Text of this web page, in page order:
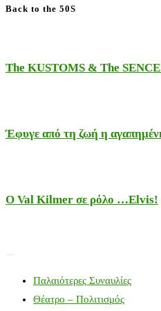
Back to the 50S
The KUSTOMS & The
Έφυγε από τη ζωή η
Ο Val Kilmer σε ρόλο …Elvis!
Παλαιότερες Συναυλίες
Θέατρο – Πολιτισμός